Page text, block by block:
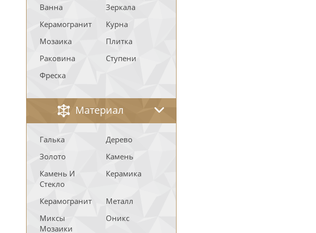
Ванна
Зеркала
Керамогранит
Курна
Мозаика
Плитка
Раковина
Ступени
Фреска
Материал
Галька
Дерево
Золото
Камень
Камень И
Стекло
Керамика
Керамогранит
Металл
Миксы
Мозаики
Оникс